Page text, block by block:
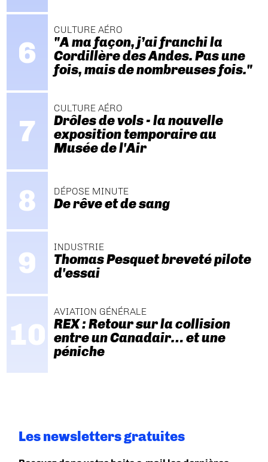
CULTURE AÉRO
"A ma façon, j’ai franchi la
Cordillère des Andes. Pas une
fois, mais de nombreuses fois."
CULTURE AÉRO
Drôles de vols - la nouvelle
exposition temporaire au
Musée de l'Air
DÉPOSE MINUTE
De rêve et de sang
INDUSTRIE
Thomas Pesquet breveté pilote
d'essai
AVIATION GÉNÉRALE
REX : Retour sur la collision
entre un Canadair… et une
péniche
Les newsletters gratuites